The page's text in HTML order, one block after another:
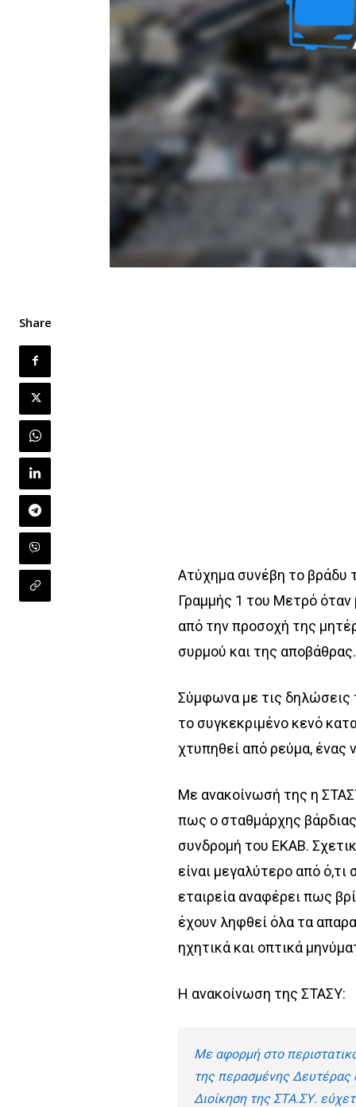
Share
Ατύχημα συνέβη το βράδυ
Γραμμής 1 του Μετρό όταν
από την προσοχή της
συρμού και της αποβάθρας.
Σύμφωνα με τις δηλώσεις
το συγκεκριμένο κενό
χτυπηθεί από ρεύμα,
Με ανακοίνωσή της η
πως ο σταθμάρχης
συνδρομή του ΕΚΑΒ.
είναι μεγαλύτερο από
εταιρεία αναφέρει πως
έχουν ληφθεί όλα τα
ηχητικά και οπτικά
Η ανακοίνωση της ΣΤΑΣΥ:
Με αφορμή στο
της περασμένης Δευτέρας
Διοίκηση της ΣΤΑ.ΣΥ.